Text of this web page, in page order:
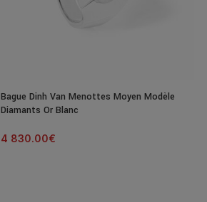
Bague Dinh Van Menottes Moyen Modèle
Diamants Or Blanc
4 830.00€